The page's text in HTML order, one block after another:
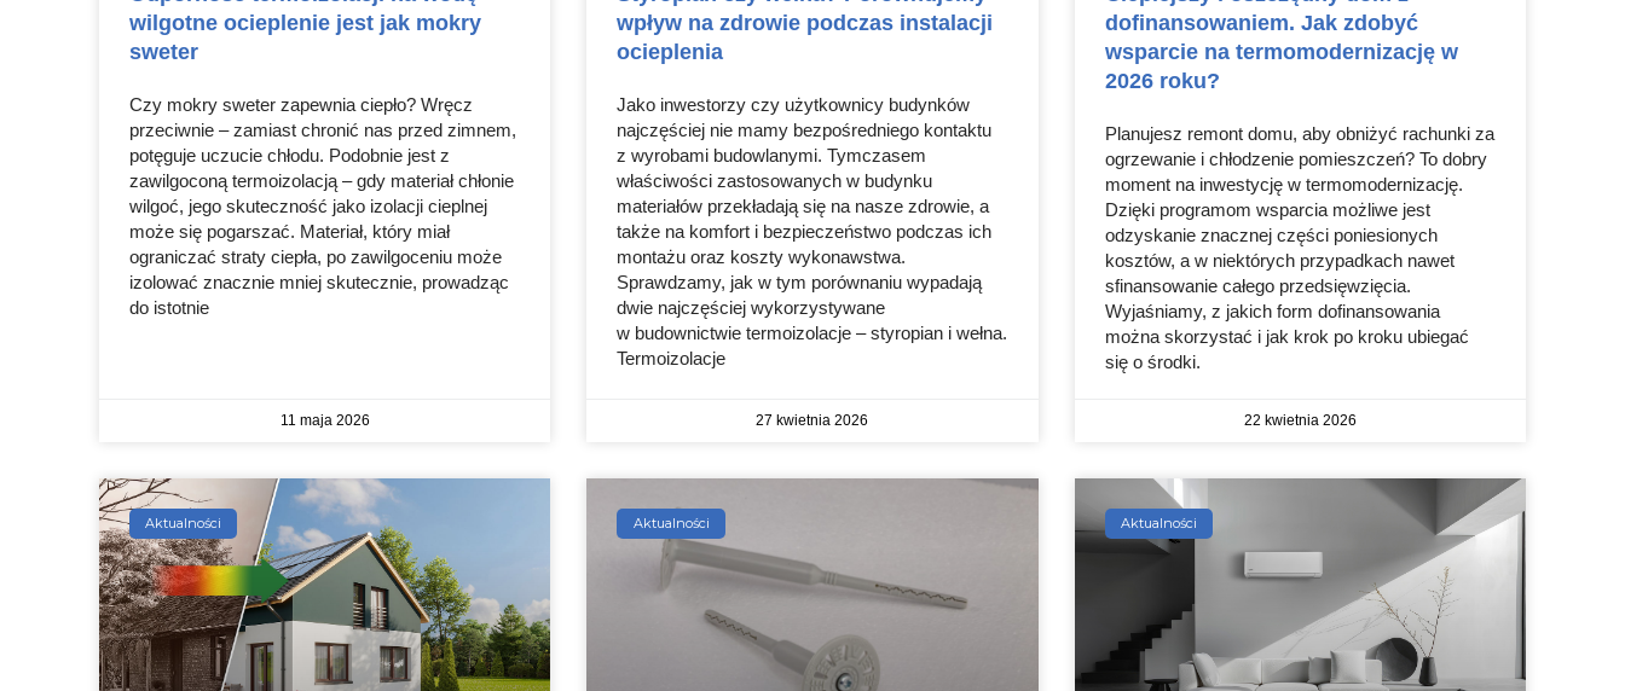
wilgotne ocieplenie jest jak mokry
sweter
Czy mokry sweter zapewnia ciepło? Wręcz
przeciwnie – zamiast chronić nas przed zimnem,
potęguje uczucie chłodu. Podobnie jest z
zawilgoconą termoizolacją – gdy materiał chłonie
wilgoć, jego skuteczność jako izolacji cieplnej
może się pogarszać. Materiał, który miał
ograniczać straty ciepła, po zawilgoceniu może
izolować znacznie mniej skutecznie, prowadząc
do istotnie
11 maja 2026
wpływ na zdrowie podczas instalacji
ocieplenia
Jako inwestorzy czy użytkownicy budynków
najczęściej nie mamy bezpośredniego kontaktu
z wyrobami budowlanymi. Tymczasem
właściwości zastosowanych w budynku
materiałów przekładają się na nasze zdrowie, a
także na komfort i bezpieczeństwo podczas ich
montażu oraz koszty wykonawstwa.
Sprawdzamy, jak w tym porównaniu wypadają
dwie najczęściej wykorzystywane
w budownictwie termoizolacje – styropian i wełna.
Termoizolacje
27 kwietnia 2026
dofinansowaniem. Jak zdobyć
wsparcie na termomodernizację w
2026 roku?
Planujesz remont domu, aby obniżyć rachunki za
ogrzewanie i chłodzenie pomieszczeń? To dobry
moment na inwestycję w termomodernizację.
Dzięki programom wsparcia możliwe jest
odzyskanie znacznej części poniesionych
kosztów, a w niektórych przypadkach nawet
sfinansowanie całego przedsięwzięcia.
Wyjaśniamy, z jakich form dofinansowania
można skorzystać i jak krok po kroku ubiegać
się o środki.
22 kwietnia 2026
Aktualności Aktualności Aktualności